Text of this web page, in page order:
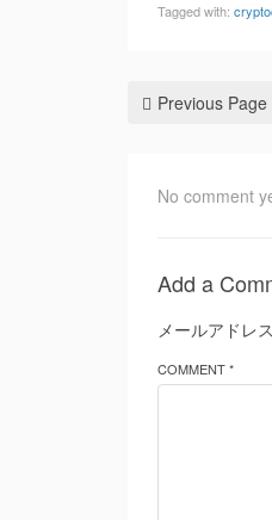
Tagged with:
Previous Page
No comment
Add a
メールアドレ
COMMENT *